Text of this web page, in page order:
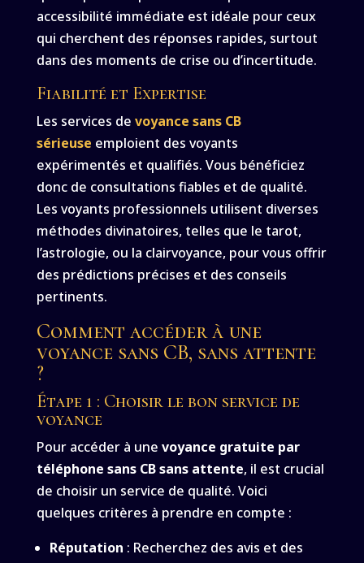
accessibilité immédiate est idéale pour ceux
qui cherchent des réponses rapides, surtout
dans des moments de crise ou d’incertitude.
Fiabilité et Expertise
Les services de voyance sans CB
sérieuse emploient des voyants
expérimentés et qualifiés. Vous bénéficiez
donc de consultations fiables et de qualité.
Les voyants professionnels utilisent diverses
méthodes divinatoires, telles que le tarot,
l’astrologie, ou la clairvoyance, pour vous offrir
des prédictions précises et des conseils
pertinents.
Comment accéder à une
voyance sans CB, sans attente
?
Étape 1 : Choisir le bon service de
voyance
Pour accéder à une voyance gratuite par
téléphone sans CB sans attente, il est crucial
de choisir un service de qualité. Voici
quelques critères à prendre en compte :
Réputation : Recherchez des avis et des